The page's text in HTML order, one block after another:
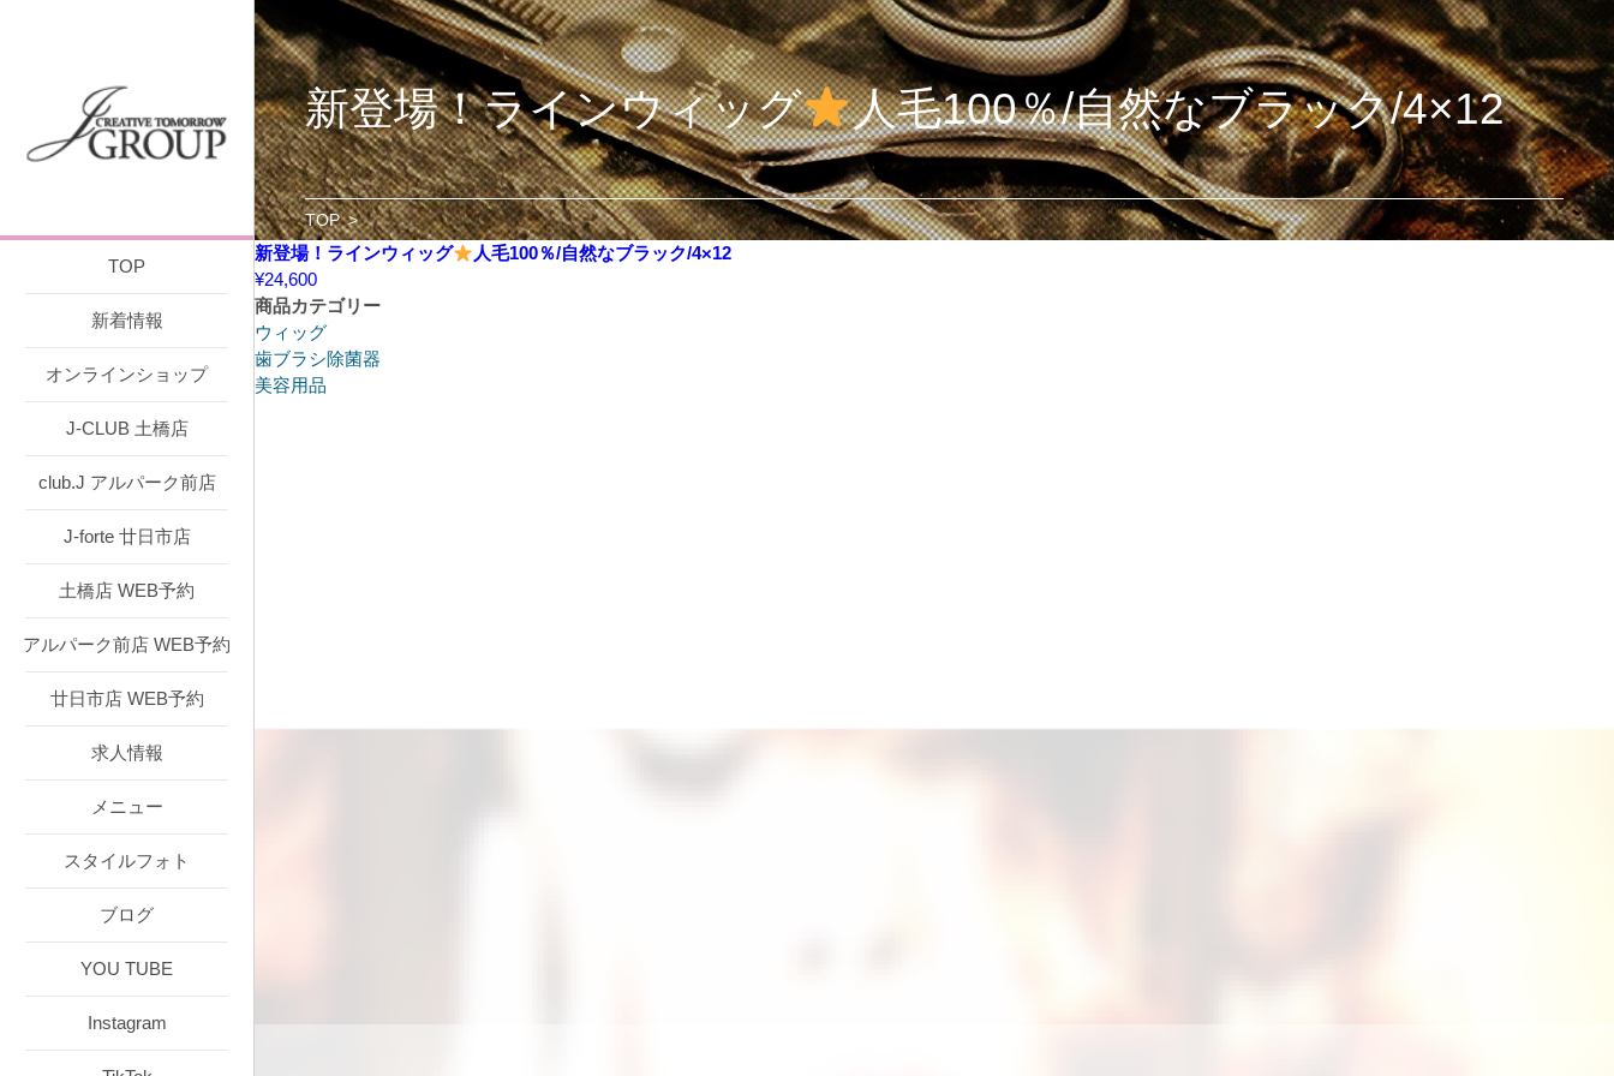
TOP
新着情報
オンラインショップ
J-CLUB 土橋店
club.J アルパーク前店
J-forte 廿日市店
土橋店 WEB予約
アルパーク前店 WEB予約
廿日市店 WEB予約
求人情報
メニュー
スタイルフォト
ブログ
YOU TUBE
Instagram
新登場！ラインウィッグ 人毛100％/自然なブラック/4×12
TOP>
新登場！ラインウィッグ
人毛100％/自然なブラック/4×12
¥24,600
商品カテゴリー
ウィッグ
歯ブラシ除菌器
美容用品